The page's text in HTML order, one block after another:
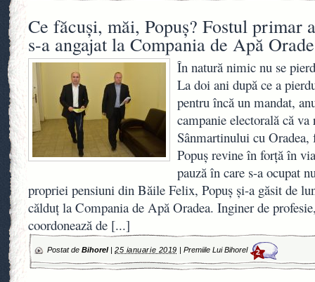
Ce făcuşi, măi, Popuş? Fostul primar
s-a angajat la Compania de Apă
În natură nimic nu se
La doi ani după ce a
pentru încă un mandat,
campanie electorală că
Sânmartinului cu
Popuş revine în forţă în
pauză în care s-a ocupat
propriei pensiuni din Băile Felix, Popuş şi-a găsit de
călduţ la Compania de Apă Oradea. Inginer de
coordonează de [...]
Postat de Bihorel| 25 ianuarie 2019 | Premiile Lui Bihorel 2